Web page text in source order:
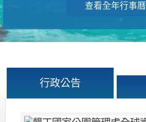
查看全年行事曆
行政公告